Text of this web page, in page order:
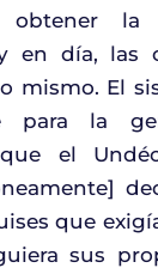
obtener la
en día, las
mismo. El
para la
el
que
sus